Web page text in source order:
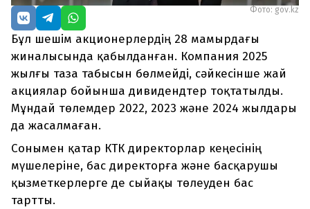
Фото: gov.kz
Бұл шешім акционерлердің 28 мамырдағы
жиналысында қабылданған. Компания 2025
жылғы таза табысын бөлмейді, сәйкесінше жай
акциялар бойынша дивидендтер тоқтатылды.
Мұндай төлемдер 2022, 2023 және 2024 жылдары
да жасалмаған.
Сонымен қатар КТК директорлар кеңесінің
мүшелеріне, бас директорға және басқарушы
қызметкерлерге де сыйақы төлеуден бас
тартты.